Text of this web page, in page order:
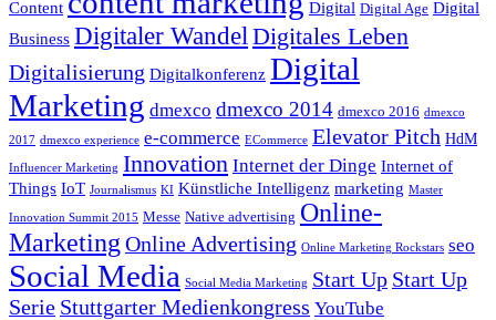
Content Digital Digital Age Digital
Business Digitaler Wandel Digitales Leben
Digitalisierung Digitalkonferenz Digital
Marketing dmexco dmexco 2014 dmexco 2016 dmexco
2017 dmexco experience e-commerce ECommerce Elevator Pitch HdM
Influencer Marketing Innovation Internet der Dinge Internet of
Things IoT Journalismus KI Künstliche Intelligenz marketing Master
Innovation Summit 2015 Messe Native advertising Online-
Marketing Online Advertising Online Marketing Rockstars seo
Social Media Social Media Marketing Start Up Start Up
Serie Stuttgarter Medienkongress YouTube